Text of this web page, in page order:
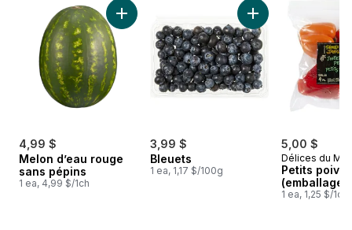
4,99 $
Melon d’eau rouge
sans pépins
1 ea, 4,99 $/1ch
Ajouter Melon d’eau rouge sans pépins au
3,99 $
Bleuets
1 ea, 1,17 $/100g
Ajouter Bleuets au
5,00 $
Délices du
Petits
(emballage
1 ea, 1,25 $/1ch